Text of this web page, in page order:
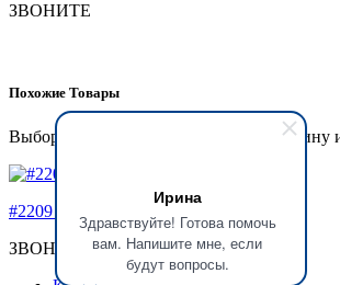
Ирина
Здравствуйте! Готова помочь
вам. Напишите мне, если
будут вопросы.
ЗВОНИТЕ
Похожие Товары
Выбор позиций для добавления в Корзину
#2209 Кейс пластиковый Explorer
ЗВОНИТЕ